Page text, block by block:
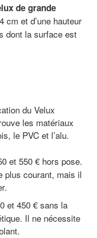
de grande
cm et d’une hauteur
dont la surface est
du Velux
les matériaux
le PVC et l’alu.
et 550 € hors pose.
plus courant, mais il
et 450 € sans la
Il ne nécessite